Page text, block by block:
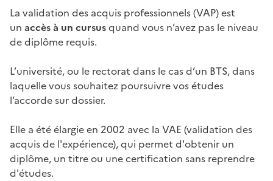
La validation des acquis professionnels (VAP) est
un accès à un cursusquand vous n’avez pas le niveau
de diplôme requis.
L’université, ou le rectorat dans le cas d’un BTS, dans
laquelle vous souhaitez poursuivre vos études
l’accorde sur dossier.
Elle a été élargie en 2002 avec la VAE (validation des
acquis de l'expérience), qui permet d'obtenir un
diplôme, un titre ou une certification sans reprendre
d'études.